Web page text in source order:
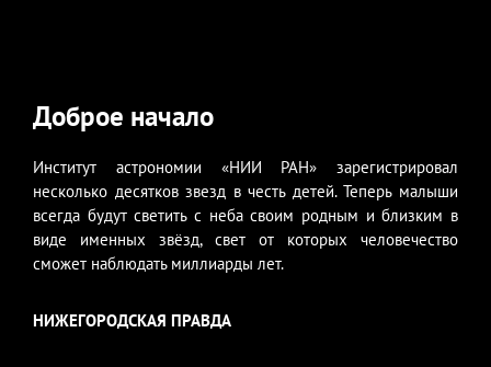
Доброе начало
Институт астрономии «НИИ РАН» зарегистрировал
несколько десятков звезд в честь детей. Теперь малыши
всегда будут светить с неба своим родным и близким в
виде именных звёзд, свет от которых человечество
сможет наблюдать миллиарды лет.
НИЖЕГОРОДСКАЯ ПРАВДА